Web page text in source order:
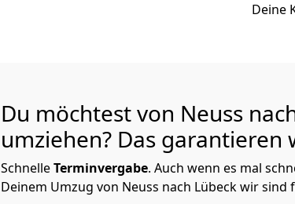
Deine
Du möchtest von Neuss
umziehen? Das garantieren
SchnelleTerminvergabe. Auch wenn es mal
Deinem Umzug von Neuss nach Lübeck wir sind